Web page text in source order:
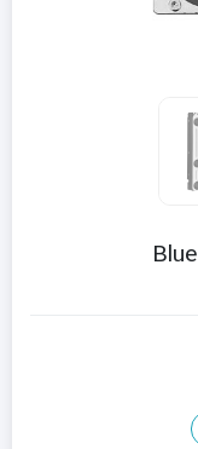
هارد وسترن دیجیتال HDD مدل Blue